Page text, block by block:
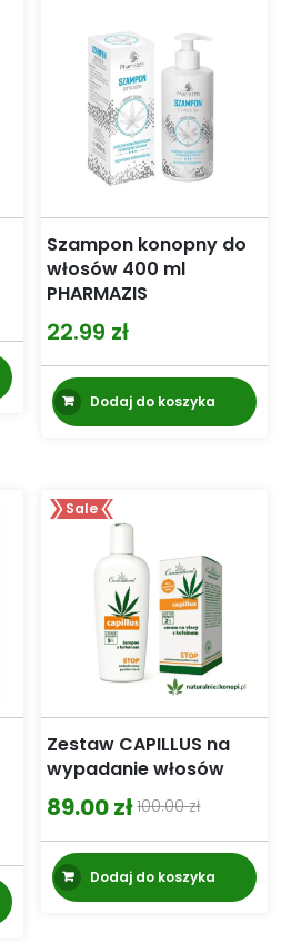
Szampon konopny do
włosów 400 ml
PHARMAZIS
22.99 zł
Dodaj do koszyka
Sale
Zestaw CAPILLUS na
wypadanie włosów
100.00zł
Pierwotna
cena
wynosiła:
89.00zł
Aktualna
cena
wynosi:Dodaj do koszyka